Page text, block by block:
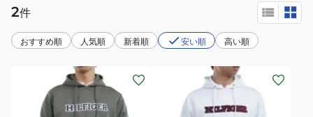
2件
おすすめ順 人気順 新着順 安い順 高い順